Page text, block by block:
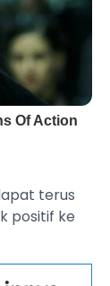
terus
positif ke